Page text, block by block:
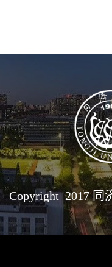
Copyright 2017 同